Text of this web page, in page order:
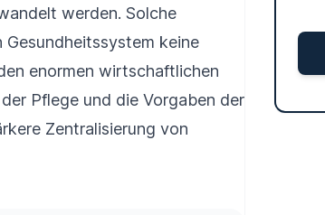
werden. Solche
Gesundheitssystem keine
enormen wirtschaftlichen
Pflege und die Vorgaben der
Zentralisierung von